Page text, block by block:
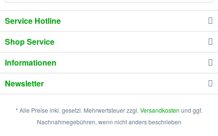
Service Hotline
Shop Service
Informationen
Newsletter
* Alle Preise inkl. gesetzl. Mehrwertsteuer zzgl. Versandkosten und ggf.
Nachnahmegebühren, wenn nicht anders beschrieben